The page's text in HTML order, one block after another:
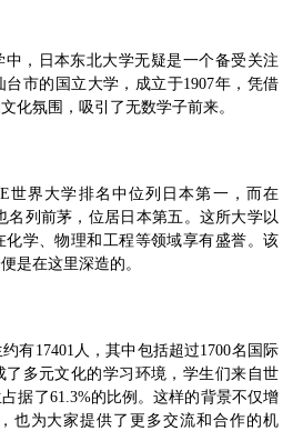
，日本东北大学无疑是一个备受关注
市的国立大学，成立于1907年，凭借
化氛围，吸引了无数学子前来。
世界大学排名中位列日本第一，而在
名列前茅，位居日本第五。这所大学以
学、物理和工程等领域享有盛誉。该
是在这里深造的。
有17401人，其中包括超过1700名国际
多元文化的学习环境，学生们来自世
据了61.3%的比例。这样的背景不仅增
也为大家提供了更多交流和合作的机